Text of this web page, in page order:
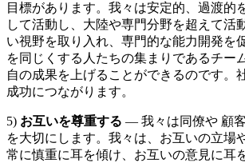
目標があります。我々は安定的、過渡的
して活動し、大陸や専門分野を超えて活
い視野を取り入れ、専門的な能力開発を
を同じくする人たちの集まりであるチー
自の成果を上げることができるのです。
成功につながります。
5) お互いを尊重する — 我々は同僚や 顧
を大切にします。我々は、お互いの立場
常に慎重に耳を傾け、お互いの意見に耳